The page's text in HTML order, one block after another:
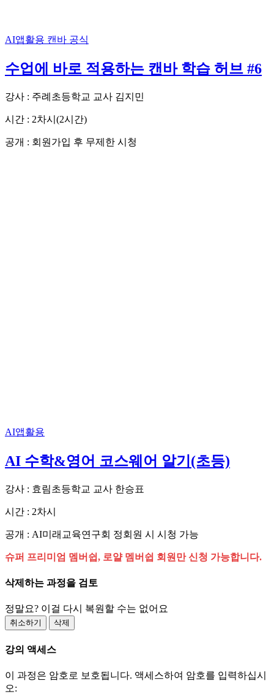
AI앱활용 캔바 공식
수업에 바로 적용하는 캔바 학습 허브 #6
강사 : 주례초등학교 교사 김지민
시간 : 2차시(2시간)
공개 : 회원가입 후 무제한 시청
AI앱활용
AI 수학&영어 코스웨어 알기(초등)
강사 : 효림초등학교 교사 한승표
시간 : 2차시
공개 : AI미래교육연구회 정회원 시 시청 가능
슈퍼 프리미엄 멤버쉽, 로얄 멤버쉽 회원만 신청 가능합니다.
삭제하는 과정을 검토
정말요? 이걸 다시 복원할 수는 없어요
취소하기 삭제
강의 액세스
이 과정은 암호로 보호됩니다. 액세스하여 암호를 입력하십시
오: